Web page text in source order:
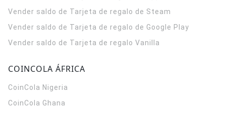
Vender saldo de Tarjeta de regalo de Steam
Vender saldo de Tarjeta de regalo de Google Play
Vender saldo de Tarjeta de regalo Vanilla
COINCOLA ÁFRICA
CoinCola Nigeria
CoinCola Ghana